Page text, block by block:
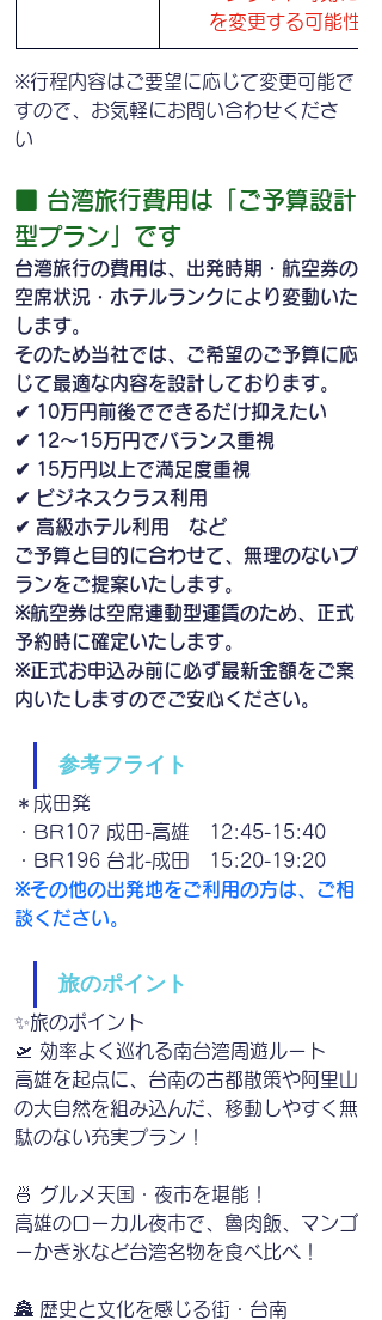
を変更する可能性は
※行程内容はご要望に応じて変更可能で
すので、お気軽にお問い合わせくださ
い
■ 台湾旅行費用は「ご予算設計
型プラン」です
台湾旅行の費用は、出発時期・航空券の
空席状況・ホテルランクにより変動いた
します。
そのため当社では、ご希望のご予算に応
じて最適な内容を設計しております。
✔ 10万円前後でできるだけ抑えたい
✔ 12〜15万円でバランス重視
✔ 15万円以上で満足度重視
✔ ビジネスクラス利用
✔ 高級ホテル利用　など
ご予算と目的に合わせて、無理のないプ
ランをご提案いたします。
※航空券は空席連動型運賃のため、正式
予約時に確定いたします。
※正式お申込み前に必ず最新金額をご案
内いたしますのでご安心ください。
参考フライト
＊成田発
・BR107 成田-高雄　12:45-15:40
・BR196 台北-成田　15:20-19:20
※その他の出発地をご利用の方は、ご相
談ください。
旅のポイント
✨旅のポイント
🛫 効率よく巡れる南台湾周遊ルート
高雄を起点に、台南の古都散策や阿里山
の大自然を組み込んだ、移動しやすく無
駄のない充実プラン！
🍜 グルメ天国・夜市を堪能！
高雄のローカル夜市で、魯肉飯、マンゴ
ーかき氷など台湾名物を食べ比べ！
🏯 歴史と文化を感じる街・台南